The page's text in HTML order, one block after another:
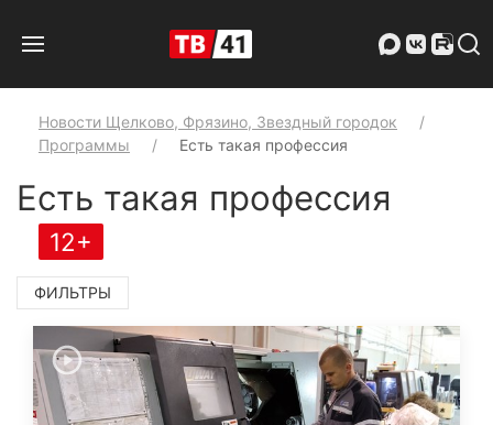
Новости Щелково, Фрязино, Звездный городок
Программы
Есть такая профессия
Есть такая профессия
12+
ФИЛЬТРЫ